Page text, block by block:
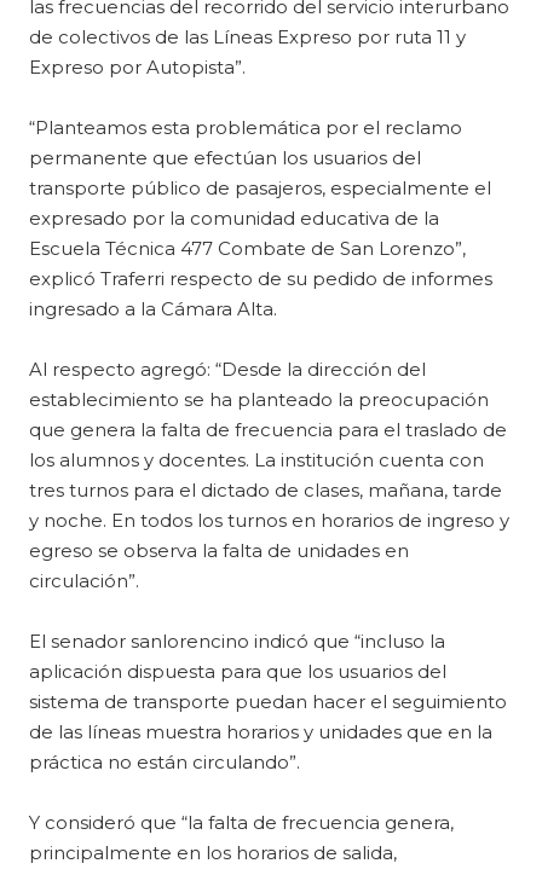
las frecuencias del recorrido del servicio interurbano
de colectivos de las Líneas Expreso por ruta 11 y
Expreso por Autopista”.
“Planteamos esta problemática por el reclamo
permanente que efectúan los usuarios del
transporte público de pasajeros, especialmente el
expresado por la comunidad educativa de la
Escuela Técnica 477 Combate de San Lorenzo”,
explicó Traferri respecto de su pedido de informes
ingresado a la Cámara Alta.
Al respecto agregó: “Desde la dirección del
establecimiento se ha planteado la preocupación
que genera la falta de frecuencia para el traslado de
los alumnos y docentes. La institución cuenta con
tres turnos para el dictado de clases, mañana, tarde
y noche. En todos los turnos en horarios de ingreso y
egreso se observa la falta de unidades en
circulación”.
El senador sanlorencino indicó que “incluso la
aplicación dispuesta para que los usuarios del
sistema de transporte puedan hacer el seguimiento
de las líneas muestra horarios y unidades que en la
práctica no están circulando”.
Y consideró que “la falta de frecuencia genera,
principalmente en los horarios de salida,